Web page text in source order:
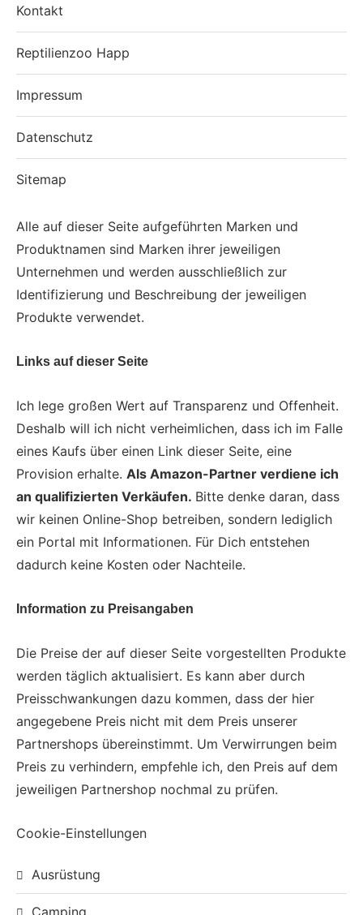
Kontakt
Reptilienzoo Happ
Impressum
Datenschutz
Sitemap
Alle auf dieser Seite aufgeführten Marken und
Produktnamen sind Marken ihrer jeweiligen
Unternehmen und werden ausschließlich zur
Identifizierung und Beschreibung der jeweiligen
Produkte verwendet.
Links auf dieser Seite
Ich lege großen Wert auf Transparenz und Offenheit.
Deshalb will ich nicht verheimlichen, dass ich im Falle
eines Kaufs über einen Link dieser Seite, eine
Provision erhalte. Als Amazon-Partner verdiene ich
an qualifizierten Verkäufen. Bitte denke daran, dass
wir keinen Online-Shop betreiben, sondern lediglich
ein Portal mit Informationen. Für Dich entstehen
dadurch keine Kosten oder Nachteile.
Information zu Preisangaben
Die Preise der auf dieser Seite vorgestellten Produkte
werden täglich aktualisiert. Es kann aber durch
Preisschwankungen dazu kommen, dass der hier
angegebene Preis nicht mit dem Preis unserer
Partnershops übereinstimmt. Um Verwirrungen beim
Preis zu verhindern, empfehle ich, den Preis auf dem
jeweiligen Partnershop nochmal zu prüfen.
Cookie-Einstellungen
Ausrüstung
Camping